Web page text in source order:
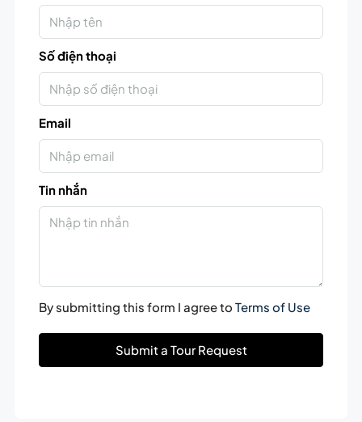
Số điện thoại
Email
Tin nhắn
By submitting this form I agree to Terms of Use
Submit a Tour Request